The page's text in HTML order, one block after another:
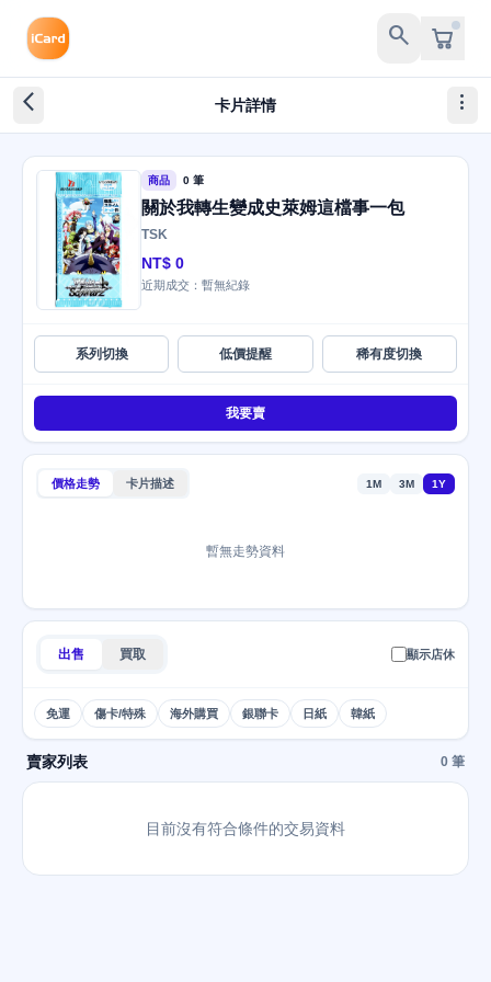
search
arrow_back_ios_new 卡片詳情 more_vert
商品 0 筆
關於我轉生變成史萊姆這檔事一包
TSK
NT$ 0
近期成交：暫無紀錄
系列切換 低價提醒 稀有度切換
我要賣
價格走勢 卡片描述 1M 3M 1Y
暫無走勢資料
出售 買取 顯示店休
免運 傷卡/特殊 海外購買 銀聯卡 日紙 韓紙
賣家列表 0 筆
目前沒有符合條件的交易資料